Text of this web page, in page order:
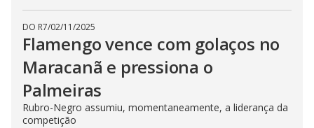
DO R7/02/11/2025
Flamengo vence com golaços no
Maracanã e pressiona o
Palmeiras
Rubro-Negro assumiu, momentaneamente, a liderança da
competição